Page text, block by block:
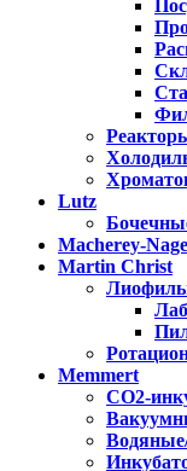
Lutz
Macherey-
Martin Christ
Memmert
CO2-